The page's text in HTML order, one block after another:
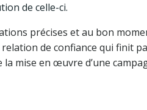
de celle-ci.
précises et au bon
de confiance qui finit
mise en œuvre d’une